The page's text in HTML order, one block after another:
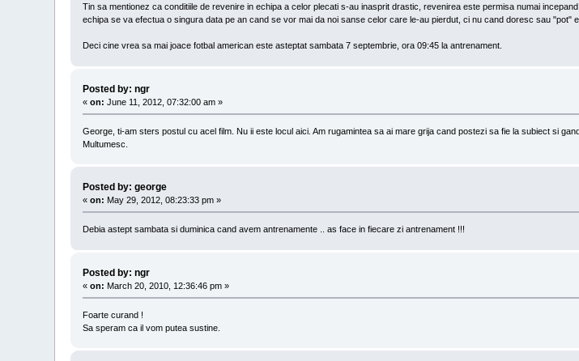
Tin sa mentionez ca conditiile de revenire in echipa a celor plecati s-au inasprit drastic, revenirea este permisa numai
echipa se va efectua o singura data pe an cand se vor mai da noi sanse celor care le-au pierdut, ci nu cand doresc sau "pot"
Deci cine vrea sa mai joace fotbal american este asteptat sambata 7 septembrie, ora 09:45 la antrenament.
Posted by: ngr
«on: June 11, 2012, 07:32:00 am »
George, ti-am sters postul cu acel film. Nu ii este locul aici. Am rugamintea sa ai mare grija cand postezi sa fie la subiect si
Multumesc.
Posted by: george
«on: May 29, 2012, 08:23:33 pm »
Debia astept sambata si duminica cand avem antrenamente .. as face in fiecare zi antrenament !!!
Posted by: ngr
«on: March 20, 2010, 12:36:46 pm »
Foarte curand !
Sa speram ca il vom putea sustine.